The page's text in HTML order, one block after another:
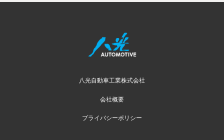
八光自動車工業株式会社
会社概要
プライバシーポリシー